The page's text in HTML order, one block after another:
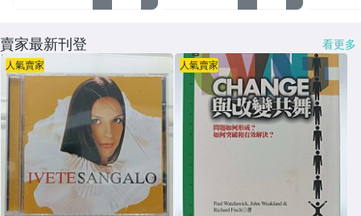
賣家最新刊登 看更多
人氣賣家 人氣賣家